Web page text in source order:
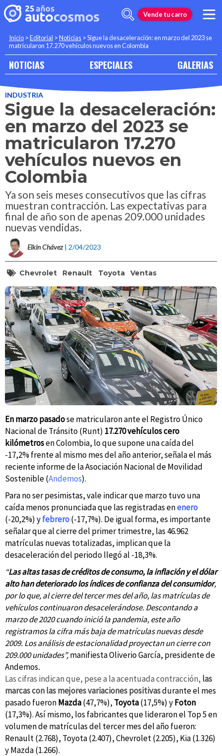
Vende tu carro
Inicio >Editorial >Noticias >Sigue la desaceleración: en marzo del 2023 se
matricularon 17.270 vehículos nuevos en Colombia
NOTICIAS ESPECIALES GALERIAS
INDUSTRIA
Sigue la desaceleración:
en marzo del 2023 se
matricularon 17.270
vehículos nuevos en
Colombia
Ya son seis meses consecutivos que las cifras
muestran contracción. Las expectativas para
final de año son de apenas 209.000 unidades
nuevas vendidas.
Elkin Chávez | 2/04/2023
Chevrolet Renault Toyota Ventas
En marzo pasadose matricularon ante el Registro Único
Nacional de Tránsito (Runt) 17.270 vehículos cero
kilómetrosen Colombia, lo que supone una caída del
-17,2% frente al mismo mes del año anterior, señala el más
reciente informe de la Asociación Nacional de Movilidad
Sostenible (Andemos).
Para no ser pesimistas, vale indicar que marzo tuvo una
caída menos pronunciada que las registradas enenero
(-20,2%) yfebrero(-17,7%). De igual forma, es importante
señalar que al cierre del primer trimestre, las 46.962
matrículas nuevas totalizadas, implican que la
desaceleración del periodo llegó al -18,3%.
“Las altas tasas de créditos de consumo, la inflación y el dólar
alto han deteriorado los índices de confianza del consumidor,
por lo que, al cierre del tercer mes del año, las matrículas de
vehículos continuaron desacelerándose. Descontando a
marzo de 2020 cuando inició la pandemia, este año
registramos la cifra más baja de matrículas nuevas desde
2009. Los análisis de estacionalidad proyectan un cierre con
209.000 unidades”,manifiesta Oliverio García, presidente de
Andemos.
Las cifras indican que, pese a la acentuada contracción, las
marcas con las mejores variaciones positivasdurante el mes
pasado fueronMazda(47,7%), Toyota(17,5%) yFoton
(17,3%). Así mismo, los fabricantes que lideraron el Top 5 en
volumen de matrículas del tercer mes del año fueron:
Renault (2.768), Toyota (2.407), Chevrolet (2.205), Kia (1.326)
y Mazda (1.266).